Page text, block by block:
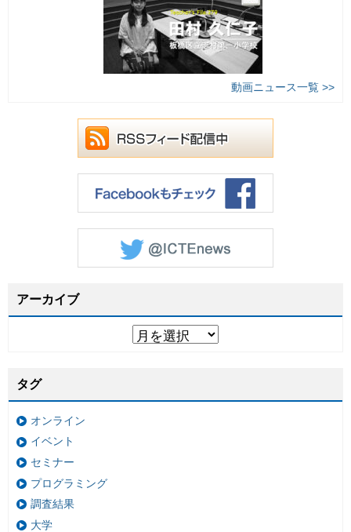
動画ニュース一覧 >>
アーカイブ
タグ
オンライン
イベント
セミナー
プログラミング
調査結果
大学